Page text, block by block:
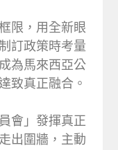
限，用全新眼
訂政策時考量
為馬來西亞公
致真正融合。
會」發揮真正
出圍牆，主動